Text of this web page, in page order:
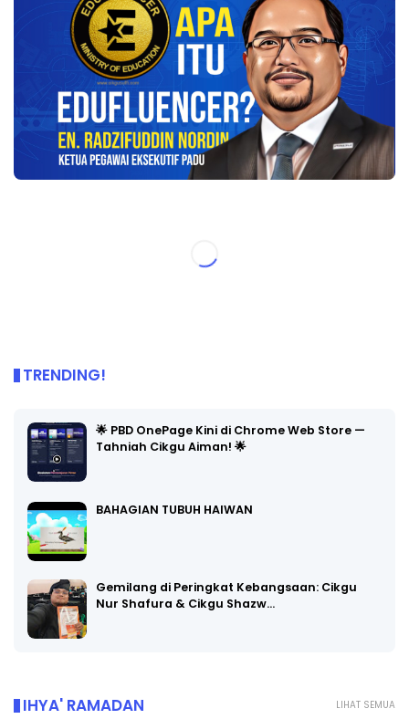
TRENDING!
🌟 PBD OnePage Kini di Chrome Web Store —
Tahniah Cikgu Aiman! 🌟
BAHAGIAN TUBUH HAIWAN
Gemilang di Peringkat Kebangsaan: Cikgu
Nur Shafura & Cikgu Shazw…
LIHAT SEMUA
IHYA' RAMADAN